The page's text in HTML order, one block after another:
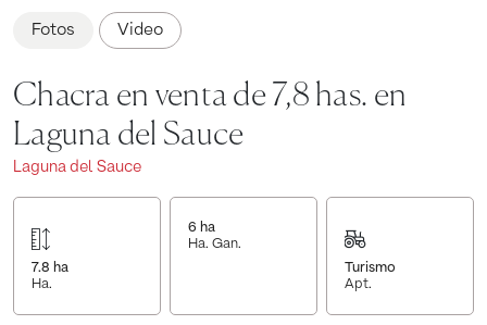
Fotos Video
Chacra en venta de 7,8 has. en
Laguna del Sauce
Laguna del Sauce
7.8 ha
Ha.
6 ha
Ha. Gan.
Turismo
Apt.